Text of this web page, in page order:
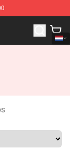
Store